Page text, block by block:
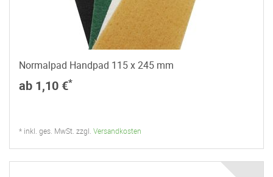
Normalpad Handpad 115 x 245 mm
ab 1,10 €*
* inkl. ges. MwSt. zzgl. Versandkosten